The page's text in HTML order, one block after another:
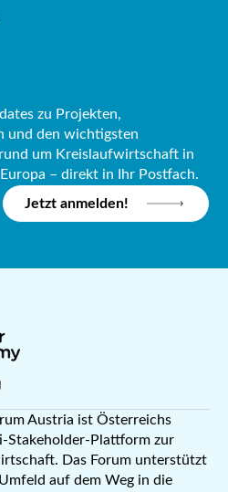
zu Projekten,
und den wichtigsten
um Kreislaufwirtschaft in
– direkt in Ihr Postfach.
Jetzt anmelden!
Austria ist Österreichs
Stakeholder-Plattform zur
Das Forum unterstützt
auf dem Weg in die